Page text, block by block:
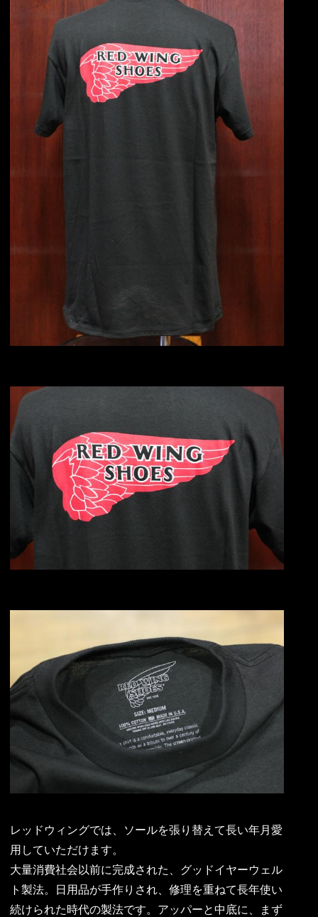
レッドウィングでは、ソールを張り替えて長い年月愛
用していただけます。
大量消費社会以前に完成された、グッドイヤーウェル
ト製法。日用品が手作りされ、修理を重ねて長年使い
続けられた時代の製法です。アッパーと中底に、まず